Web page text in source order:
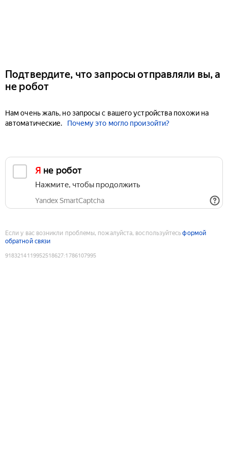
Подтвердите, что запросы отправляли вы, а
не робот
Нам очень жаль, но запросы с вашего устройства похожи на
автоматические.
Почему это могло произойти?
Я не робот
Нажмите, чтобы продолжить
Yandex SmartCaptcha
Если у вас возникли проблемы, пожалуйста, воспользуйтесьформой
обратной связи
9183214119952518627:1786107995